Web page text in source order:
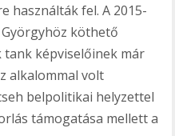
használták fel. A 2015-
köthető
tank képviselőinek már
alkalommal volt
belpolitikai helyzettel
támogatása mellett a